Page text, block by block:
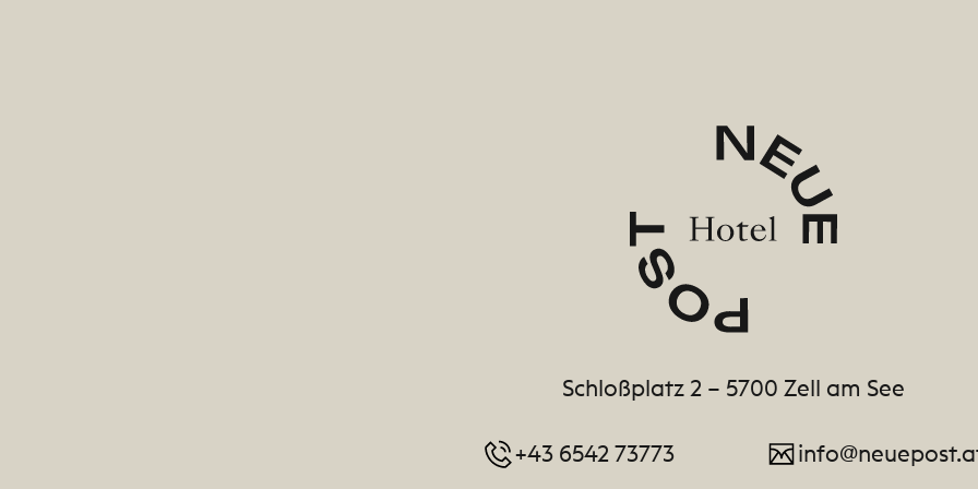
Schloßplatz 2 – 5700 Zell am See
+43 6542 73773